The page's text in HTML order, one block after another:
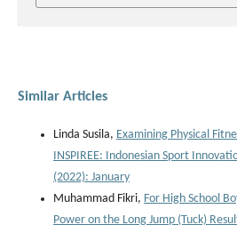
Similar Articles
Linda Susila, Examining Physical
INSPIREE: Indonesian Sport
(2022): January
Muhammad Fikri, For High School
Power on the Long Jump (Tuck)